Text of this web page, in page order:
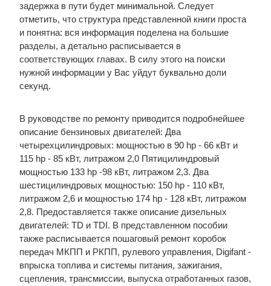
задержка в пути будет минимальной. Следует
отметить, что структура представленной книги проста
и понятна: вся информация поделена на большие
разделы, а детально расписывается в
соответствующих главах. В силу этого на поиски
нужной информации у Вас уйдут буквально доли
секунд.
В руководстве по ремонту приводится подробнейшее
описание бензиновых двигателей: Два
четырехцилиндровых: мощностью в 90 hp - 66 кВт и
115 hp - 85 кВт, литражом 2,0 Пятицилиндровый
мощностью 133 hp -98 кВт, литражом 2,3. Два
шестицилиндровых мощностью: 150 hp - 110 кВт,
литражом 2,6 и мощностью 174 hp - 128 кВт, литражом
2,8. Предоставляется также описание дизельных
двигателей: TD и TDI. В представленном пособии
также расписывается пошаговый ремонт коробок
передач МКПП и РКПП, рулевого управления, Digifant -
впрыска топлива и системы питания, зажигания,
сцепления, трансмиссии, выпуска отработанных газов,